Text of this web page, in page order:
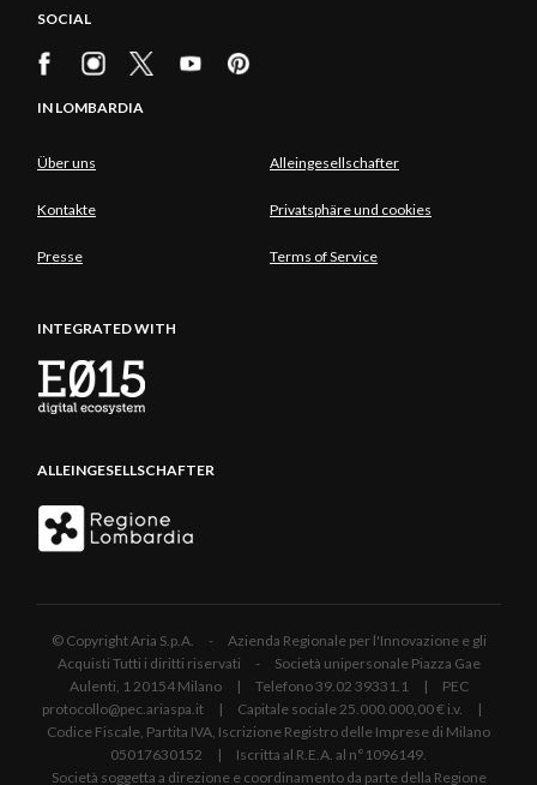
SOCIAL
IN LOMBARDIA
Über uns Alleingesellschafter
Kontakte Privatsphäre und cookies
Presse Terms of Service
INTEGRATED WITH
ALLEINGESELLSCHAFTER
© Copyright Aria S.p.A. - Azienda Regionale per l'Innovazione e gli
Acquisti Tutti i diritti riservati - Società unipersonale Piazza Gae
Aulenti, 1 20154 Milano | Telefono 39.02 39331.1 | PEC
protocollo@pec.ariaspa.it | Capitale sociale 25.000.000,00 € i.v. |
Codice Fiscale, Partita IVA, Iscrizione Registro delle Imprese di Milano
05017630152 | Iscritta al R.E.A. al n°1096149.
Società soggetta a direzione e coordinamento da parte della Regione